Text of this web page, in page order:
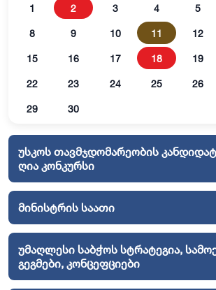
1 2 3 4 5
8 9 10 11 12
15 16 17 18 19
22 23 24 25 26
29 30
უსკოს თავმჯდომარეობის
ღია კონკურსი
მინისტრის საათი
უმაღლესი საბჭოს სტრატეგია,
გეგმები, კონცეფციები